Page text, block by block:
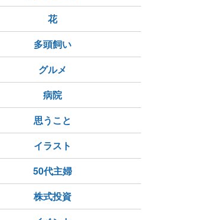
花
多頭飼い
グルメ
病院
思うこと
イラスト
50代主婦
株式投資